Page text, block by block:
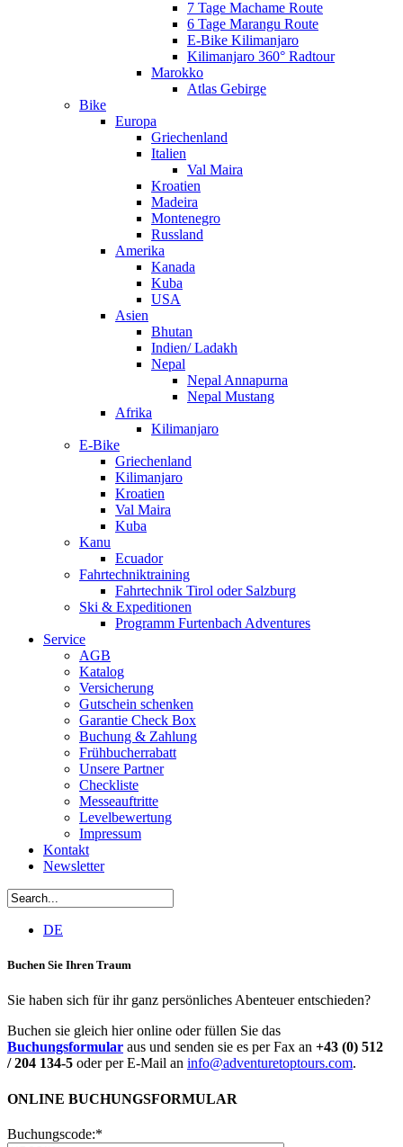
7 Tage Machame Route
6 Tage Marangu Route
E-Bike Kilimanjaro
Kilimanjaro 360° Radtour
Marokko
Atlas Gebirge
Bike
Europa
Griechenland
Italien
Val Maira
Kroatien
Madeira
Montenegro
Russland
Amerika
Kanada
Kuba
USA
Asien
Bhutan
Indien/ Ladakh
Nepal
Nepal Annapurna
Nepal Mustang
Afrika
Kilimanjaro
E-Bike
Griechenland
Kilimanjaro
Kroatien
Val Maira
Kuba
Kanu
Ecuador
Fahrtechniktraining
Fahrtechnik Tirol oder Salzburg
Ski & Expeditionen
Programm Furtenbach Adventures
Service
AGB
Katalog
Versicherung
Gutschein schenken
Garantie Check Box
Buchung & Zahlung
Frühbucherrabatt
Unsere Partner
Checkliste
Messeauftritte
Levelbewertung
Impressum
Kontakt
Newsletter
DE
Buchen Sie Ihren Traum
Sie haben sich für ihr ganz persönliches Abenteuer entschieden?
Buchen sie gleich hier online oder füllen Sie das
Buchungsformular aus und senden sie es per Fax an +43 (0) 512
/ 204 134-5 oder per E-Mail an info@adventuretoptours.com.
ONLINE BUCHUNGSFORMULAR
Buchungscode:*